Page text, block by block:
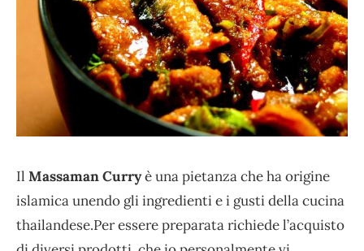
Il Massaman Curryè una pietanza che ha origine
islamica unendo gli ingredienti e i gusti della cucina
thailandese.Per essere preparata richiede l’acquisto